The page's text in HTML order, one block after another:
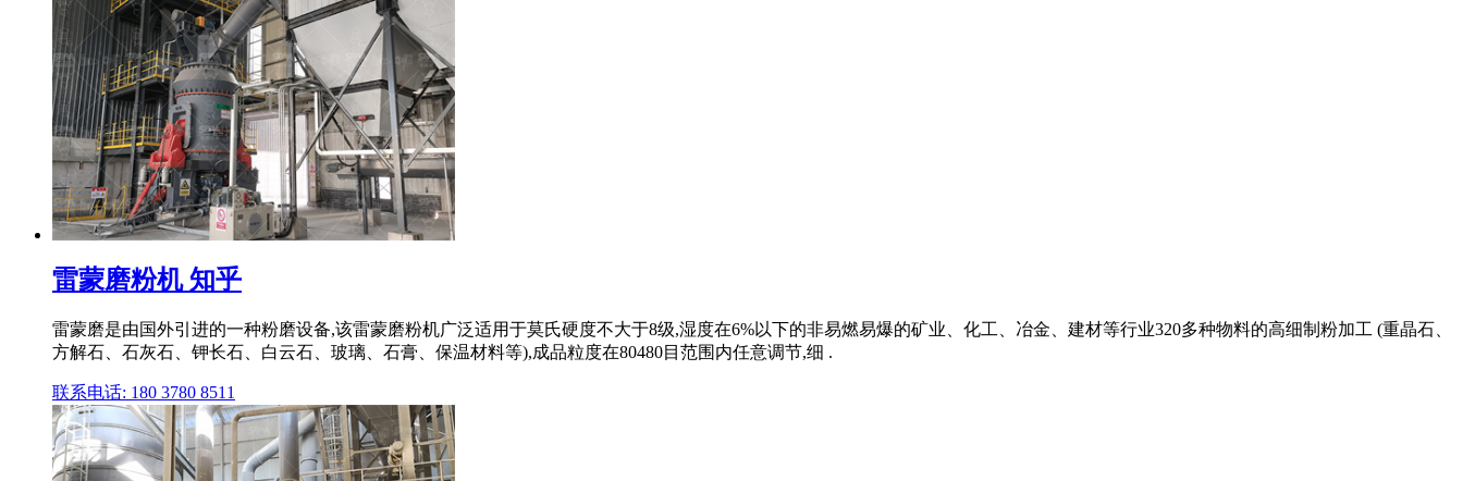
雷蒙磨粉机 知乎
雷蒙磨是由国外引进的一种粉磨设备,该雷蒙磨粉机广泛适用于莫氏硬度不大于8级,湿度在6%以下的非易燃易爆的矿业、化工、冶金、建材等行业320多种物料的高细制粉加工 (重晶石、
方解石、石灰石、钾长石、白云石、玻璃、石膏、保温材料等),成品粒度在80480目范围内任意调节,细 .
联系电话: 180 3780 8511